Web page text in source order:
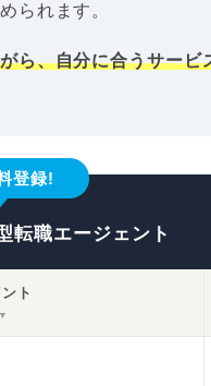
られます。
ら、自分に合うサービ
登録!
転職エージェント
ト
▼